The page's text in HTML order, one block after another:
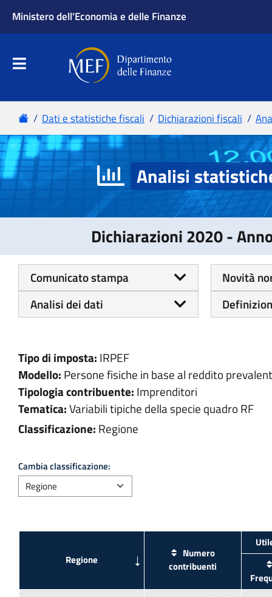
Analisi
Dichiarazioni 2020 -
Comunicato stampa
Novità
Analisi dei dati
Tipo di imposta: IRPEF
Modello: Persone fisiche in base al reddito
Tipologia contribuente: Imprenditori
Tematica:Variabili tipiche della specie quadro RF
Classificazione: Regione
Cambia classificazione:
Numero